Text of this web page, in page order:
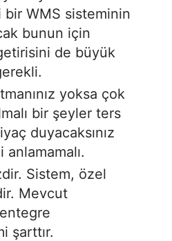
WMS sisteminin
bunun için
de büyük
yoksa çok
bir şeyler ters
duyacaksınız
Sistem, özel
Mevcut
şarttır.